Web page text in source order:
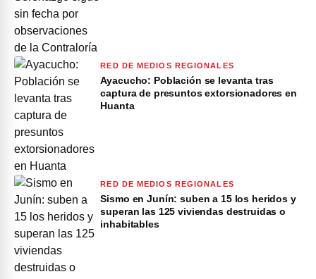
RED DE MEDIOS REGIONALES
Ayacucho: Población se levanta tras
captura de presuntos extorsionadores en
Huanta
RED DE MEDIOS REGIONALES
Sismo en Junín: suben a 15 los heridos y
superan las 125 viviendas destruidas o
inhabitables